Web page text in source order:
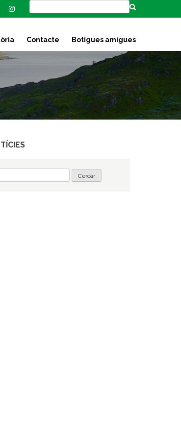
Contacte Botigues amigues